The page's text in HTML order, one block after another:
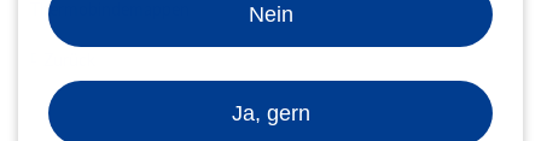
Thermobindemappen
Nein
Ja, gern